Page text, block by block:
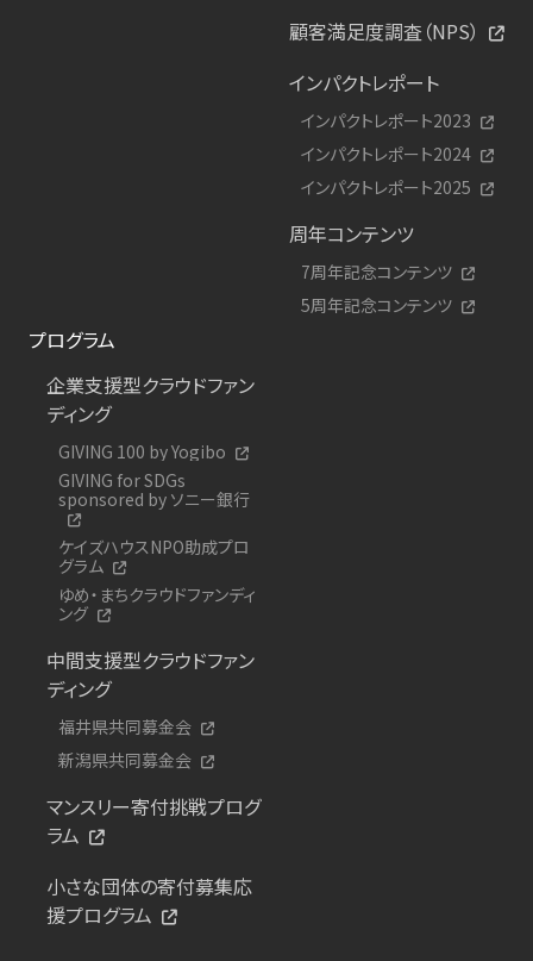
顧客満足度調査（NPS）
インパクトレポート
インパクトレポート2023
インパクトレポート2024
インパクトレポート2025
周年コンテンツ
7周年記念コンテンツ
5周年記念コンテンツ
プログラム
企業支援型クラウドファン
ディング
GIVING 100 by Yogibo
GIVING for SDGs
sponsored by ソニー銀行
ケイズハウスNPO助成プロ
グラム
ゆめ・まちクラウドファンディ
ング
中間支援型クラウドファン
ディング
福井県共同募金会
新潟県共同募金会
マンスリー寄付挑戦プログ
ラム
小さな団体の寄付募集応
援プログラム